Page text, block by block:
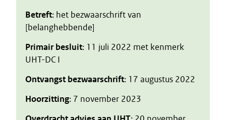
Betreft: het bezwaarschrift van
[belanghebbende]
Primair besluit: 11 juli 2022 met kenmerk
UHT-DC I
Ontvangst bezwaarschrift: 17 augustus 2022
Hoorzitting: 7 november 2023